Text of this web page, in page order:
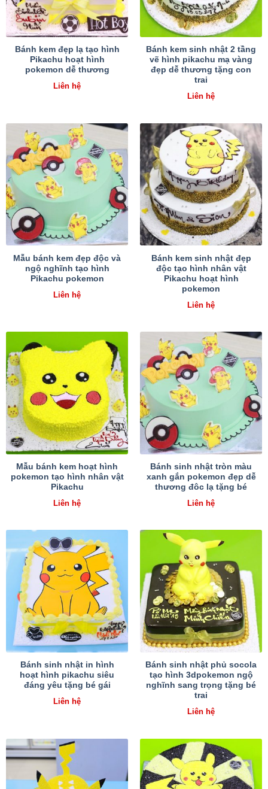
Bánh kem đẹp lạ tạo hình
Pikachu hoạt hình
pokemon dễ thương
Liên hệ
Bánh kem sinh nhật 2 tầng
vẽ hình pikachu mạ vàng
đẹp dễ thương tặng con
trai
Liên hệ
Mẫu bánh kem đẹp độc và
ngộ nghĩnh tạo hình
Pikachu pokemon
Liên hệ
Bánh kem sinh nhật đẹp
độc tạo hình nhân vật
Pikachu hoạt hình
pokemon
Liên hệ
Mẫu bánh kem hoạt hình
pokemon tạo hình nhân vật
Pikachu
Liên hệ
Bánh sinh nhật tròn màu
xanh gắn pokemon đẹp dễ
thương đôc lạ tặng bé
Liên hệ
Bánh sinh nhật in hình
hoạt hình pikachu siêu
đáng yêu tặng bé gái
Liên hệ
Bánh sinh nhật phủ socola
tạo hình 3dpokemon ngộ
nghĩnh sang trọng tặng bé
trai
Liên hệ